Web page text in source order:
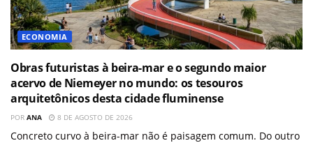
ECONOMIA
Obras futuristas à beira-mar e o segundo maior
acervo de Niemeyer no mundo: os tesouros
arquitetônicos desta cidade fluminense
POR ANA 8 DE AGOSTO DE 2026
Concreto curvo à beira-mar não é paisagem comum. Do outro